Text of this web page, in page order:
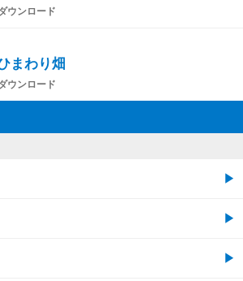
ウンロード
まわり畑
ウンロード